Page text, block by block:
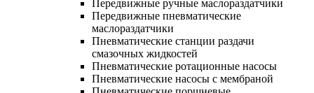
Передвижные ручные маслораздатчики
Передвижные пневматические
маслораздатчики
Пневматические станции раздачи
смазочных жидкостей
Пневматические ротационные насосы
Пневматические насосы с мембраной